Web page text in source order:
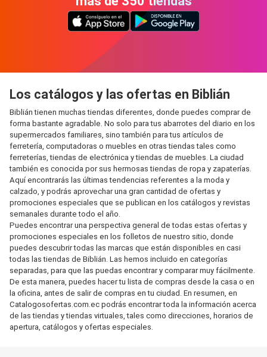
Los catálogos y las ofertas en Biblián
Biblián tienen muchas tiendas diferentes, donde puedes comprar de
forma bastante agradable. No solo para tus abarrotes del diario en los
supermercados familiares, sino también para tus artículos de
ferretería, computadoras o muebles en otras tiendas tales como
ferreterías, tiendas de electrónica y tiendas de muebles. La ciudad
también es conocida por sus hermosas tiendas de ropa y zapaterías.
Aquí encontrarás las últimas tendencias referentes a la moda y
calzado, y podrás aprovechar una gran cantidad de ofertas y
promociones especiales que se publican en los catálogos y revistas
semanales durante todo el año.
Puedes encontrar una perspectiva general de todas estas ofertas y
promociones especiales en los folletos de nuestro sitio, donde
puedes descubrir todas las marcas que están disponibles en casi
todas las tiendas de Biblián. Las hemos incluido en categorías
separadas, para que las puedas encontrar y comparar muy fácilmente.
De esta manera, puedes hacer tu lista de compras desde la casa o en
la oficina, antes de salir de compras en tu ciudad. En resumen, en
Catalogosofertas.com.ec podrás encontrar toda la información acerca
de las tiendas y tiendas virtuales, tales como direcciones, horarios de
apertura, catálogos y ofertas especiales.